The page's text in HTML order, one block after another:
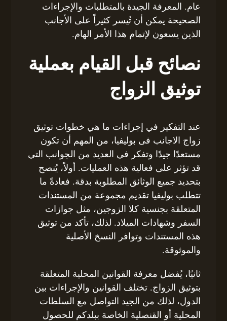
عام. المعرفة الجيدة بالمتطلبات والإجراءات
الصحيحة يمكن أن تُيسر كثيراً على الأجانب
الذين يسعون لإتمام هذا الأمر الهام.
نصائح قبل القيام بعملية
توثيق الزواج
عند التفكير في إجراءات ما هي خطوات توثيق
زواج الاجانب فى بوليفيا، من المهم أن تكون
مستعدًا جيدًا وتفكر في العديد من الجوانب التي
قد تؤثر على فعالية هذه العمليات. أولاً، يُنصح
بتحديد جميع الوثائق المطلوبة بدقة. فعادةً ما
تتطلب بوليفيا تقديم مجموعة من المستندات
المتعلقة بجنسية كلا الزوجين، مثل جوازات
السفر وشهادات الميلاد. لذلك، تأكد من توثيق
هذه المستندات وتوافر النسخ الأصلية
والموثوقة.
ثانيًا، يُفضل معرفة القوانين المحلية المتعلقة
بتوثيق الزواج. تختلف القوانين والإجراءات بين
الدول، لذلك من الجيد التواصل مع السلطات
المحلية أو القنصلية الخاصة ببلدكم للحصول